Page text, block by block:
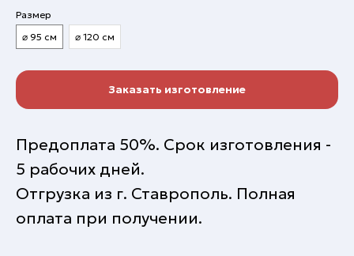
Размер
⌀ 95 см
⌀ 120 см
Заказать изготовление
Предоплата 50%. Срок изготовления -
5 рабочих дней.
Отгрузка из г. Ставрополь. Полная
оплата при получении.